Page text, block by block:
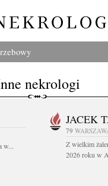
nekrologi
w...
JACEK
79
Z wielkim
2026 roku w